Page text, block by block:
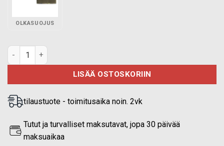
OLKASUOJUS
PGD FRAG taktisen liivin kurkkusuojus M05 määrä
LISÄÄ OSTOSKORIIN
tilaustuote - toimitusaika noin. 2vk
Tutut ja turvalliset maksutavat, jopa 30 päivää
maksuaikaa